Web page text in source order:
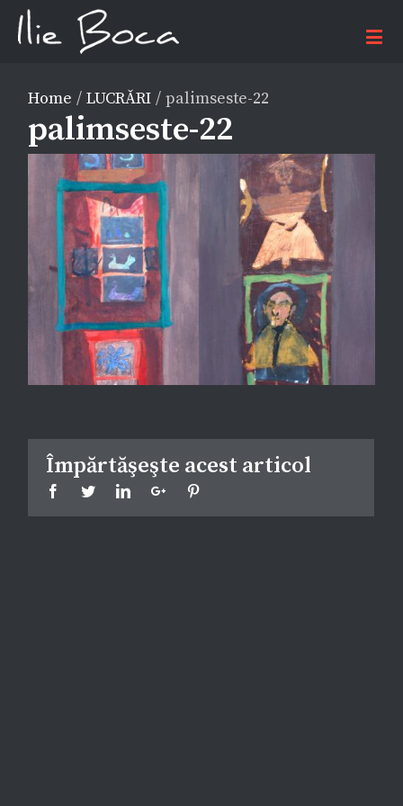
Home / LUCRĂRI / palimseste-22
palimseste-22
Împărtăşeşte acest articol
FacebookTwitterLinkedinGoogle+